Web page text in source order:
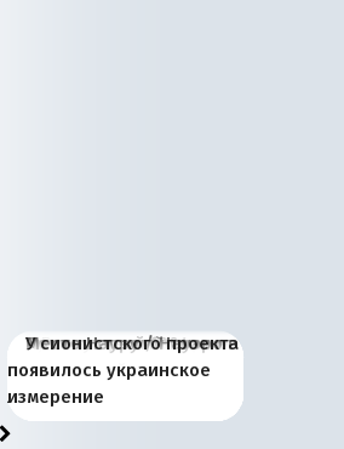
Киевская марионетка
Запада рассказала о
«переобувании» хозяев
В России назрели
перемены: 15 шагов к
суверенной экономике
Миграционный пожар
Европы
Россия начинает
сбрасывать балласт
Анкориджа
Россия зимой 1904
года: первые уступки во
внутренней политике
Русская нация вчера и
сегодня
Почему правый крах в
Варшаве не поможет её
отношениям с Россией?
Место Науру / Науэро в
современной истории
Южной Осетии
У сионистского проекта
появилось украинское
измерение